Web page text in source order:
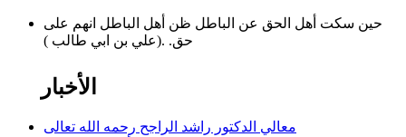
حين سكت أهل الحق عن الباطل ظن أهل الباطل انهم على
حق. .(علي بن ابي طالب )
الأخبار
معالي الدكتور راشد الراجح رحمه الله تعالى